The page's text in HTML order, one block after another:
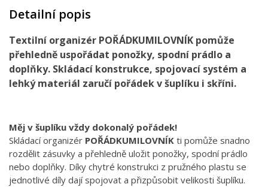
Detailní popis
Textilní organizér POŘÁDKUMILOVNÍK pomůže
přehledně uspořádat ponožky, spodní prádlo a
doplňky. Skládací konstrukce, spojovací systém a
lehký materiál zaručí pořádek v šuplíku i skříni.
Měj v šuplíku vždy dokonalý pořádek!
Skládací organizér POŘÁDKUMILOVNÍK ti pomůže snadno
rozdělit zásuvky a přehledně uložit ponožky, spodní prádlo
nebo doplňky. Díky chytré konstrukci z pružného plastu se
jednotlivé díly dají spojovat a přizpůsobit velikosti šuplíku.